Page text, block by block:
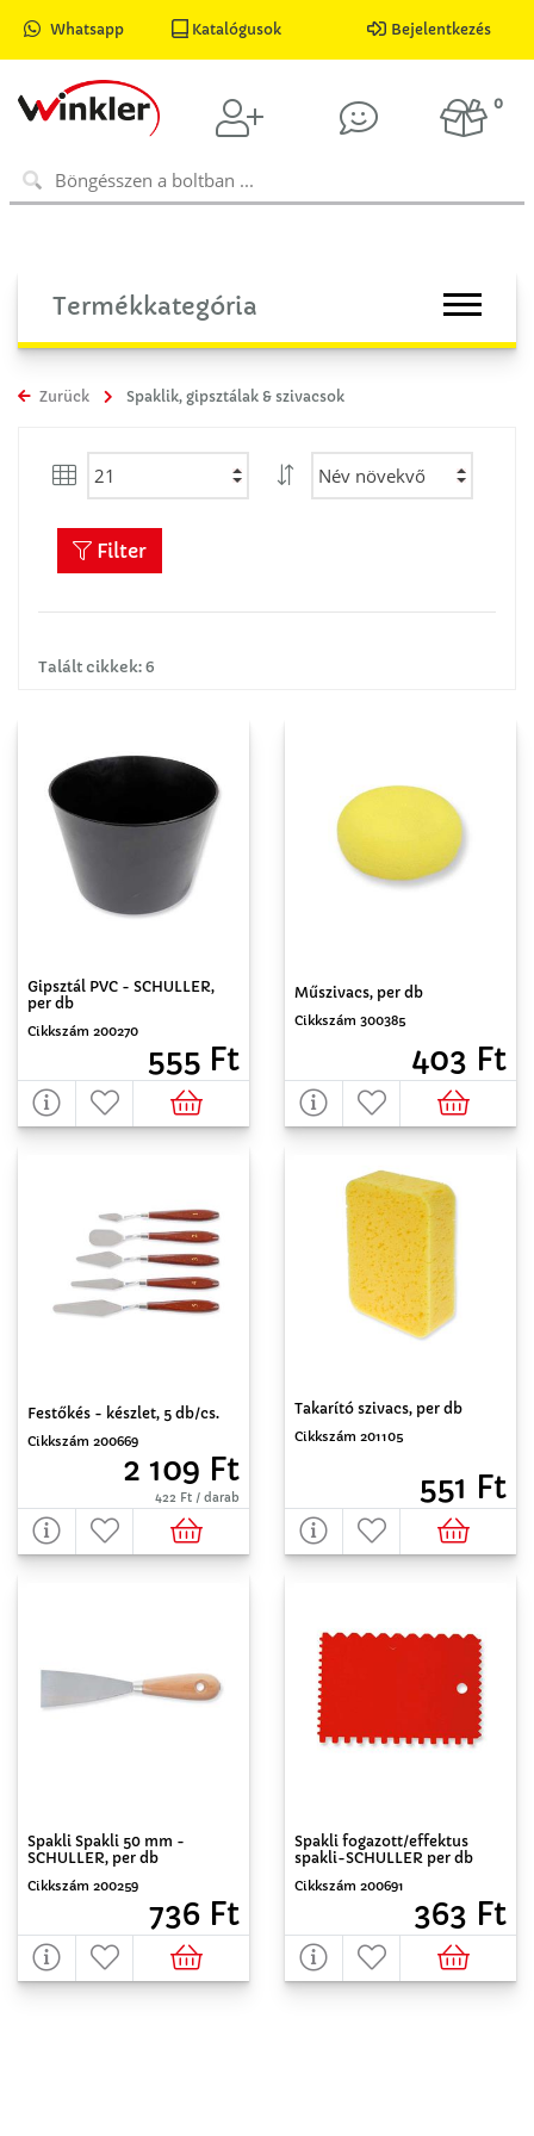
Whatsapp Katalógusok Bejelentkezés
0
Termékkategória
Zurück Spaklik, gipsztálak & szivacsok
Talált cikkek: 6
Filter
Gipsztál PVC - SCHULLER,
per db
Cikkszám 200270
555 Ft
Műszivacs, per db
Cikkszám 300385
403 Ft
Festőkés - készlet, 5 db/cs.
Cikkszám 200669
2 109 Ft
422 Ft / darab
Takarító szivacs, per db
Cikkszám 201105
551 Ft
Spakli Spakli 50 mm -
SCHULLER, per db
Cikkszám 200259
736 Ft
Spakli fogazott/effektus
spakli-SCHULLER per db
Cikkszám 200691
363 Ft